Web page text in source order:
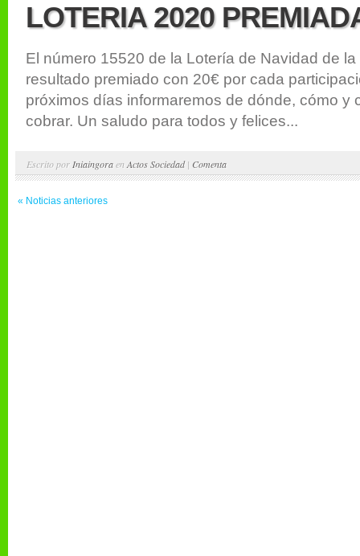
LOTERIA 2020
El número 15520 de la Lotería de Navidad de
resultado premiado con 20€ por cada
próximos días informaremos de dónde, cómo y
cobrar. Un saludo para todos y felices...
Escrito por Iniaingoraen Actos Sociedad| Comenta
« Noticias anteriores